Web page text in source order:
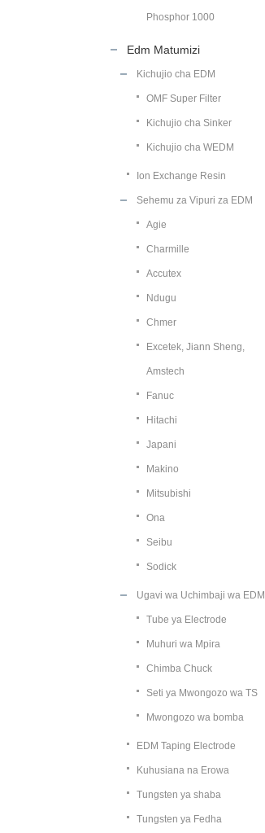
Phosphor 1000
Edm Matumizi
Kichujio cha EDM
OMF Super Filter
Kichujio cha Sinker
Kichujio cha WEDM
Ion Exchange Resin
Sehemu za Vipuri za EDM
Agie
Charmille
Accutex
Ndugu
Chmer
Excetek, Jiann Sheng,
Amstech
Fanuc
Hitachi
Japani
Makino
Mitsubishi
Ona
Seibu
Sodick
Ugavi wa Uchimbaji wa EDM
Tube ya Electrode
Muhuri wa Mpira
Chimba Chuck
Seti ya Mwongozo wa TS
Mwongozo wa bomba
EDM Taping Electrode
Kuhusiana na Erowa
Tungsten ya shaba
Tungsten ya Fedha